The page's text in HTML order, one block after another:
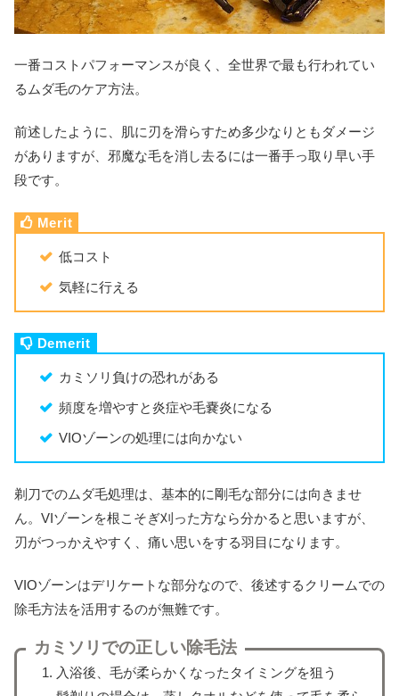
一番コストパフォーマンスが良く、全世界で最も行われてい
るムダ毛のケア方法。
前述したように、肌に刃を滑らすため多少なりともダメージ
がありますが、邪魔な毛を消し去るには一番手っ取り早い手
段です。
低コスト
気軽に行える
カミソリ負けの恐れがある
頻度を増やすと炎症や毛嚢炎になる
VIOゾーンの処理には向かない
剃刀でのムダ毛処理は、基本的に剛毛な部分には向きませ
ん。VIゾーンを根こそぎ刈った方なら分かると思いますが、
刃がつっかえやすく、痛い思いをする羽目になります。
VIOゾーンはデリケートな部分なので、後述するクリームでの
除毛方法を活用するのが無難です。
カミソリでの正しい除毛法
入浴後、毛が柔らかくなったタイミングを狙う